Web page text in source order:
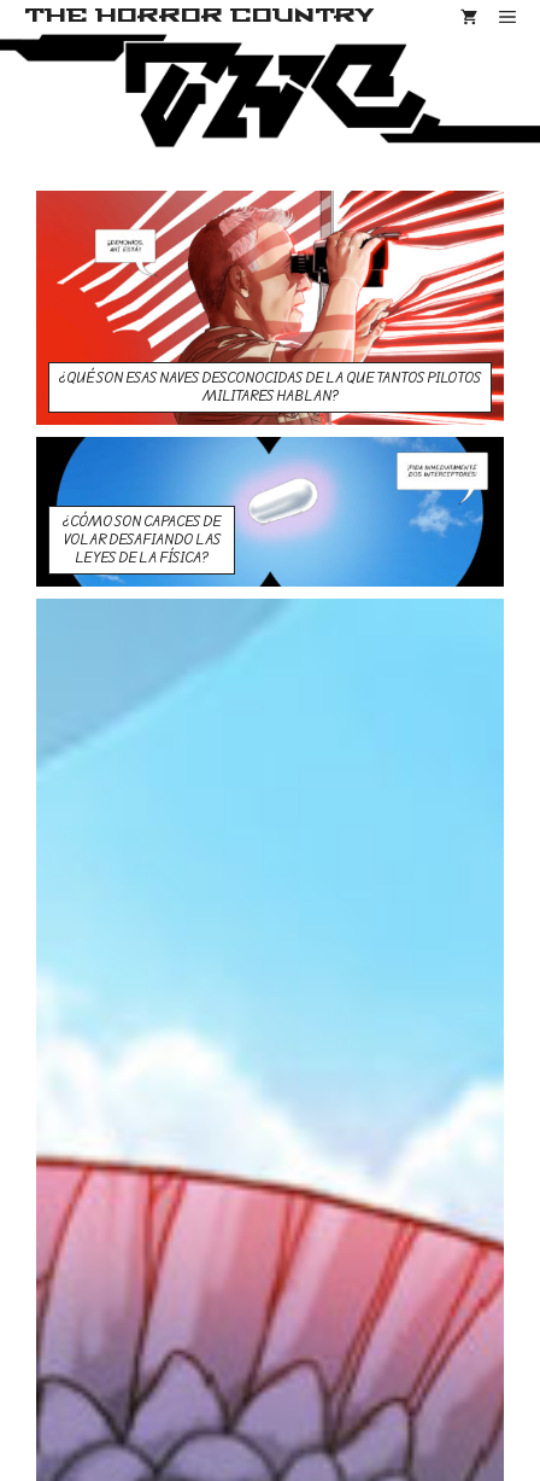
Saltar
al
THE HORROR COUNTRY
¿QUÉ SON ESAS NAVES DESCONOCIDAS DE LA QUE TANTOS PILOTOS
MILITARES HABLAN?
¿CÓMO SON CAPACES DE VOLAR DESAFIANDO LAS
LEYES DE LA FÍSICA?
¿CÓMO SON CAPACES DE
VOLAR DESAFIANDO LAS
LEYES DE LA FÍSICA?